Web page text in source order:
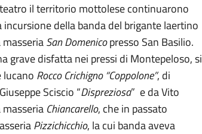
il territorio mottolese continuarono
della banda del brigante laertino
San Domenicopresso San Basilio.
grave disfatta nei pressi di Montepeloso, si
lucano Rocco Crichigno “Coppolone”, di
Sciscio “Dispreziosa” e da Vito
Chiancarello, che in passato
Pizzichicchio, la cui banda aveva